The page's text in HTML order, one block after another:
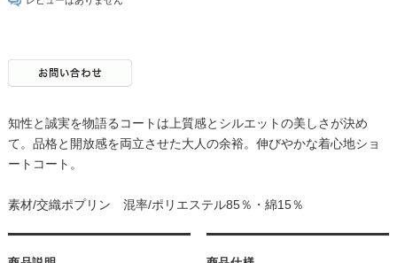
知性と誠実を物語るコートは上質感とシルエットの美しさが決め
て。品格と開放感を両立させた大人の余裕。伸びやかな着心地ショ
ートコート。
素材/交織ポプリン 混率/ポリエステル85％・綿15％